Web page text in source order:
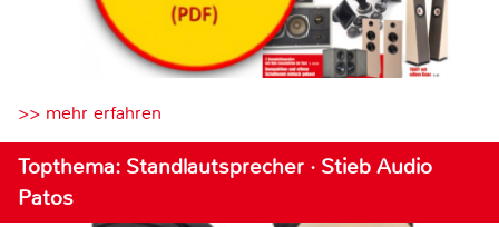
>> mehr erfahren
Topthema: Standlautsprecher · Stieb Audio
Patos